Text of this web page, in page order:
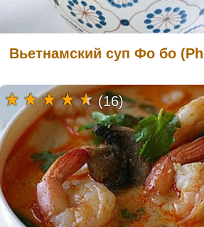
Вьетнамский суп Фо бо
(16)